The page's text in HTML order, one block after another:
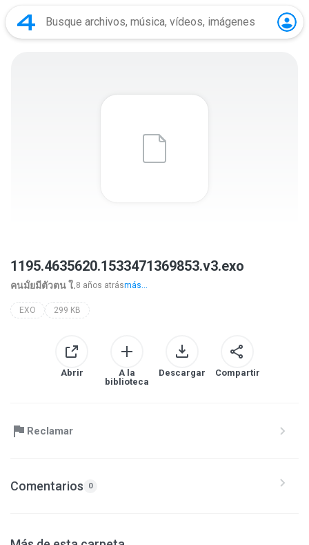
1195.4635620.1533471369853.v3.exo
คนมั้ยมีตัวตน ใ.8 años atrásmás...
EXO 299 KB
Abrir
A la
biblioteca
Descargar Compartir
Reclamar
Comentarios 0